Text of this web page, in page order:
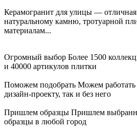
Керамогранит для улицы — отличная
натуральному камню, тротуарной
материалам...
Огромный выбор Более 1500
и 40000 артикулов плитки
Поможем подобрать Можем работать
дизайн-проекту, так и без него
Пришлем образцы Пришлем
образцы в любой город